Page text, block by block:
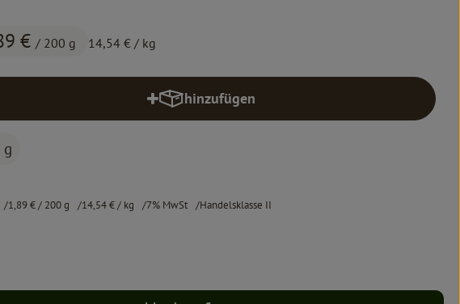
€ / 200 g 14,54 € / kg
hinzufügen
Produkt zum Warenkorb hinzufügen
g
1,89 €/ 200 g 14,54 €/ kg 7% MwSt Handelsklasse II